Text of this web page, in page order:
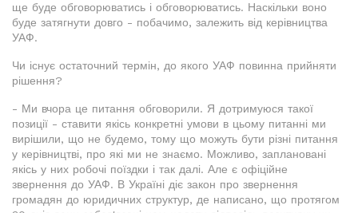
ще буде обговорюватись і обговорюватись. Наскільки воно
буде затягнути довго - побачимо, залежить від керівництва
УАФ.
Чи існує остаточний термін, до якого УАФ повинна прийняти
рішення?
- Ми вчора це питання обговорили. Я дотримуюся такої
позиції - ставити якісь конкретні умови в цьому питанні ми
вирішили, що не будемо, тому що можуть бути різні питання
у керівництві, про які ми не знаємо. Можливо, заплановані
якісь у них робочі поїздки і так далі. Але є офіційне
звернення до УАФ. В Україні діє закон про звернення
громадян до юридичних структур, де написано, що протягом